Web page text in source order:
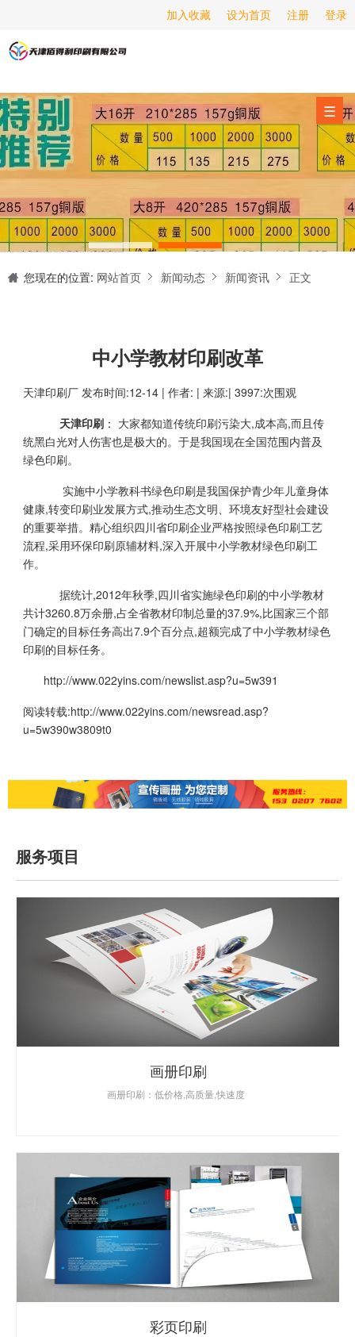
登录
注册
设为首页
加入收藏
☰
海报印刷
服务项目
经营范围
设备展示
新闻动态
关于我们
联系我们
您现在的位置: 网站首页 新闻动态 新闻资讯 正文
中小学教材印刷改革
天津印刷厂 发布时间:12-14 | 作者: | 来源:| 3997:次围观
天津印刷 ： 大家都知道传统印刷污染大,成本高,而且传
统黑白光对人伤害也是极大的。于是我国现在全国范围内普及
绿色印刷。
实施中小学教科书绿色印刷是我国保护青少年儿童身体
健康,转变印刷业发展方式,推动生态文明、环境友好型社会建设
的重要举措。精心组织四川省印刷企业严格按照绿色印刷工艺
流程,采用环保印刷原辅材料,深入开展中小学教材绿色印刷工
作。
据统计,2012年秋季,四川省实施绿色印刷的中小学教材
共计3260.8万余册,占全省教材印制总量的37.9%,比国家三个部
门确定的目标任务高出7.9个百分点,超额完成了中小学教材绿色
印刷的目标任务。
http://www.022yins.com/newslist.asp?u=5w391
阅读转载:http://www.022yins.com/newsread.asp?
u=5w390w3809t0
服务项目
画册印刷
画册印刷：低价格,高质量,快速度
彩页印刷